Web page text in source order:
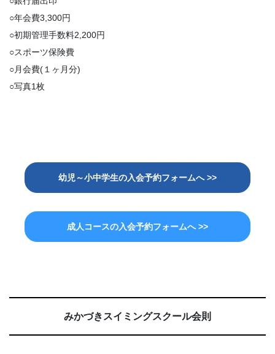
○年会費3,300円
○初期管理手数料2,200円
○スポーツ保険費
○月会費(１ヶ月分)
○写真1枚
幼児～小中学生の入会予約フォームへ >>
成人コースの入会予約フォームへ >>
みかづきスイミングスクール会則